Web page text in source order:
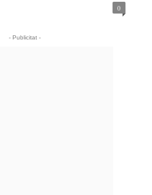
0
- Publicitat -